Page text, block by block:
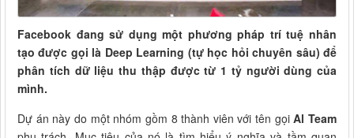
Facebook đang sử dụng một phương pháp trí tuệ nhân
tạo được gọi là Deep Learning (tự học hỏi chuyên sâu) để
phân tích dữ liệu thu thập được từ 1 tỷ người dùng của
mình.
Dự án này do một nhóm gồm 8 thành viên với tên gọiAl Team